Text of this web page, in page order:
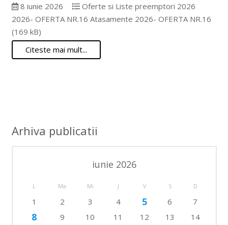
8 iunie 2026
Oferte si Liste preemptori 2026
2026- OFERTA NR.16 Atasamente 2026- OFERTA NR.16
(169 kB)
Citeste mai mult...
Arhiva publicatii
iunie 2026
L Ma Mi J V S D
1 2 3 4 5 6 7
8 9 10 11 12 13
14